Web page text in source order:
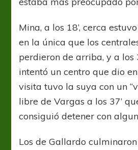
Mina, a los 18’, cerca
en la única que los
perdieron de arriba, y a los
intentó un centro que dio
visita tuvo la suya con un
libre de Vargas a los 37’
consiguió detener con
Los de Gallardo